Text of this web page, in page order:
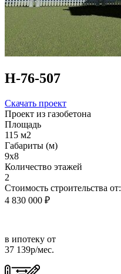
Н-76-507
Скачать проект
Проект из газобетона
Площадь
115 м2
Габариты (м)
9х8
Количество этажей
2
Стоимость строительства от:
4 830 000 ₽
в ипотеку от
37 139р/мес.